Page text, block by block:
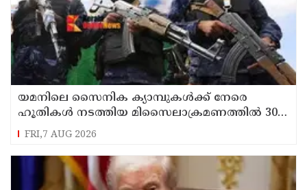
യമനിലെ സൈനിക ക്യാമ്പുകൾക്ക് നേരെ
ഹൂതികൾ നടത്തിയ മിസൈലാക്രമണത്തിൽ 30
സൈനികർ കൊല്ലപ്പെട്ടു
FRI,7 AUG 2026